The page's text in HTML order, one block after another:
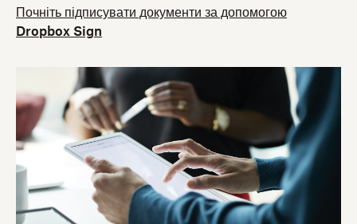
Почніть підписувати документи за допомогою
Dropbox Sign